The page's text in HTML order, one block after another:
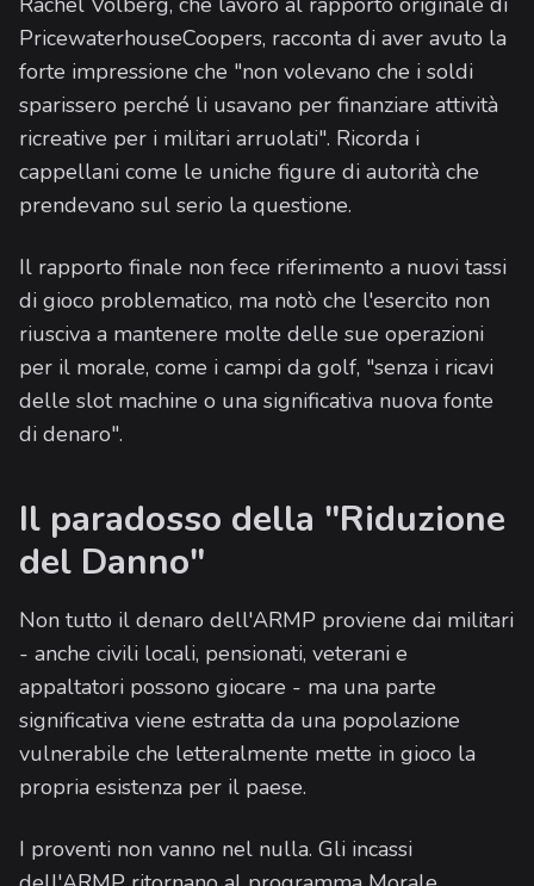
PricewaterhouseCoopers, racconta di aver avuto la
forte impressione che "non volevano che i soldi
sparissero perché li usavano per finanziare attività
ricreative per i militari arruolati". Ricorda i
cappellani come le uniche figure di autorità che
prendevano sul serio la questione.
Il rapporto finale non fece riferimento a nuovi tassi
di gioco problematico, ma notò che l'esercito non
riusciva a mantenere molte delle sue operazioni
per il morale, come i campi da golf, "senza i ricavi
delle slot machine o una significativa nuova fonte
di denaro".
Il paradosso della "Riduzione
del Danno"
Non tutto il denaro dell'ARMP proviene dai militari
- anche civili locali, pensionati, veterani e
appaltatori possono giocare - ma una parte
significativa viene estratta da una popolazione
vulnerabile che letteralmente mette in gioco la
propria esistenza per il paese.
I proventi non vanno nel nulla. Gli incassi